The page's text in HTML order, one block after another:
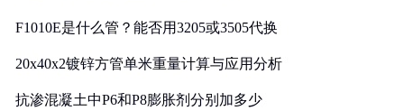
F1010E是什么管？能否用3205或3505代换
20x40x2镀锌方管单米重量计算与应用分析
抗渗混凝土中P6和P8膨胀剂分别加多少